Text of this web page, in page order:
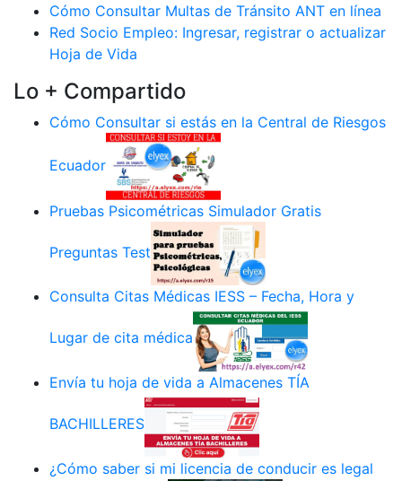
Cómo Consultar Multas de Tránsito ANT en línea
Red Socio Empleo: Ingresar, registrar o actualizar
Hoja de Vida
Lo + Compartido
Cómo Consultar si estás en la Central de Riesgos
Ecuador
Pruebas Psicométricas Simulador Gratis
Preguntas Test
Consulta Citas Médicas IESS – Fecha, Hora y
Lugar de cita médica
Envía tu hoja de vida a Almacenes TÍA
BACHILLERES
¿Cómo saber si mi licencia de conducir es legal